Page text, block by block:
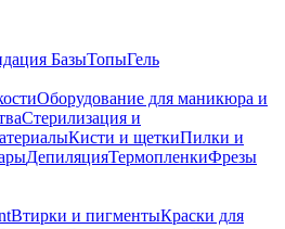
БазыТопыГель
Оборудование для маникюра и
Стерилизация и
Кисти и щеткиПилки и
ДепиляцияТермопленкиФрезы
Втирки и пигментыКраски для